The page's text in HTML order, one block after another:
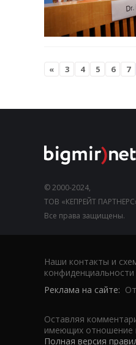
« 3 4 5 6 7
© 2000-2024,
ТОВ «КЕПРЕЙТ
Все права защищены.
Наши контакты и
Реклама на сайте:
Оставляя
имеющих отношение
Полная версия